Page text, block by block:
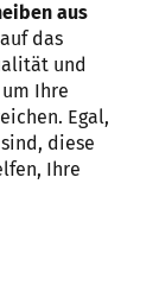
aus
das
und
Ihre
Egal,
diese
Ihre